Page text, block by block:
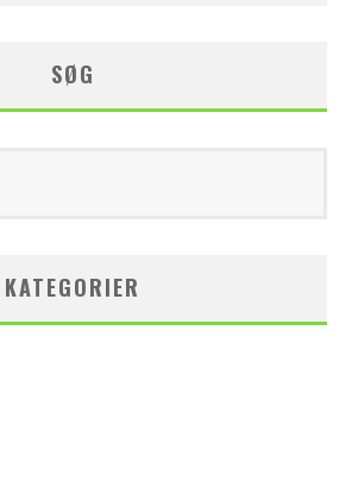
SØG
KATEGORIER